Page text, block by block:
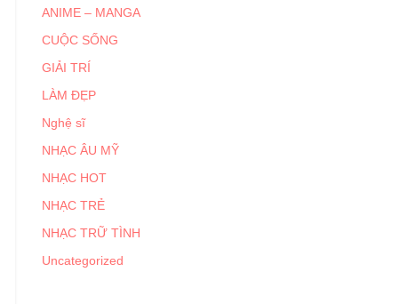
ANIME – MANGA
CUỘC SỐNG
GIẢI TRÍ
LÀM ĐẸP
Nghệ sĩ
NHẠC ÂU MỸ
NHẠC HOT
NHẠC TRẺ
NHẠC TRỮ TÌNH
Uncategorized